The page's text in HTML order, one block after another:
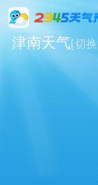
津南天气[切换